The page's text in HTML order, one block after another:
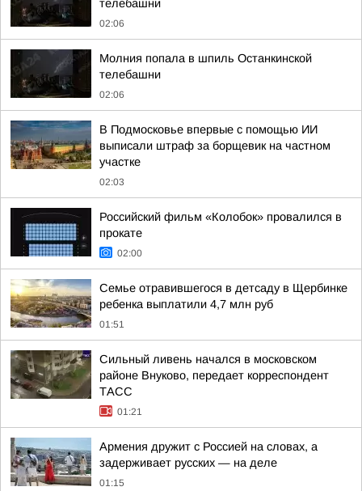
телебашни
02:06
Молния попала в шпиль Останкинской
телебашни
02:06
В Подмосковье впервые с помощью ИИ
выписали штраф за борщевик на частном
участке
02:03
Российский фильм «Колобок» провалился в
прокате
02:00
Семье отравившегося в детсаду в Щербинке
ребенка выплатили 4,7 млн руб
01:51
Сильный ливень начался в московском
районе Внуково, передает корреспондент
ТАСС
01:21
Армения дружит с Россией на словах, а
задерживает русских — на деле
01:15